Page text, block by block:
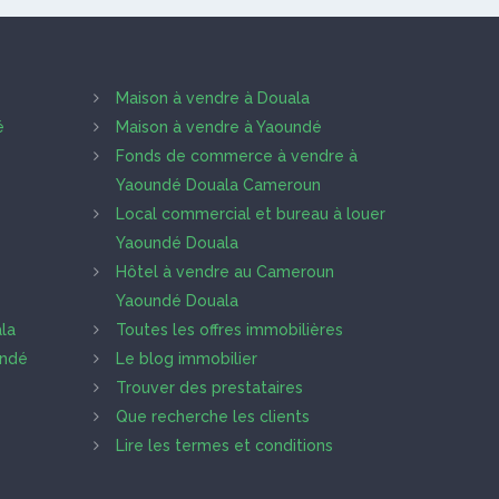
Maison à vendre à Douala
Maison à vendre à Yaoundé
Fonds de commerce à vendre à
Yaoundé Douala Cameroun
Local commercial et bureau à louer
Yaoundé Douala
Hôtel à vendre au Cameroun
Yaoundé Douala
Toutes les offres immobilières
Le blog immobilier
Trouver des prestataires
Que recherche les clients
Lire les termes et conditions